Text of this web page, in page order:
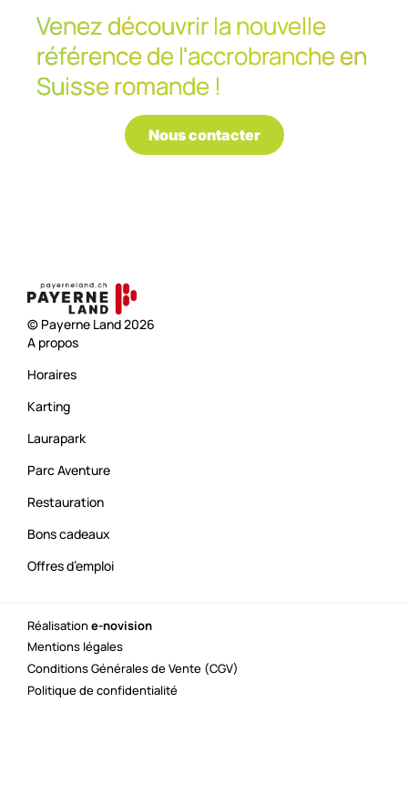
Venez découvrir la nouvelle
référence de l'accrobranche en
Suisse romande !
Nous contacter
© Payerne Land 2026
A propos
Horaires
Karting
Laurapark
Parc Aventure
Restauration
Bons cadeaux
Offres d’emploi
Réalisation e-novision
Mentions légales
Conditions Générales de Vente (CGV)
Politique de confidentialité